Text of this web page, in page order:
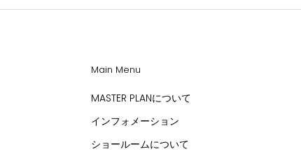
Main Menu
MASTER PLANについて
インフォメーション
ショールームについて